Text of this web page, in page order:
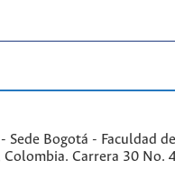
Bogotá - Faculdad
Carrera 30 No.